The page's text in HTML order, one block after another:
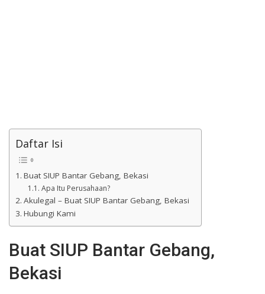
Daftar Isi
Buat SIUP Bantar Gebang, Bekasi
Apa Itu Perusahaan?
Akulegal – Buat SIUP Bantar Gebang, Bekasi
Hubungi Kami
Buat SIUP Bantar Gebang,
Bekasi